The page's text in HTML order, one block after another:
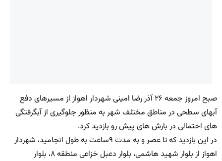
صبح امروز جمعه ۲۶ آذر رضا امینی شهردار اهواز از مسیرهای دفع
آبهای سطحی در مناطق مختلف شهر به منظور جلوگیری از آبگرفتگی
های احتمالی در بارش های پیش رو بازدید کرد.
در این بازدید که تا عصر و به مدت ۹ساعت به طول انجامید، شهردار
اهواز از بلوار شهید هاشمی، بلوار دعبل خزاعی منطقه ۸، بلوار